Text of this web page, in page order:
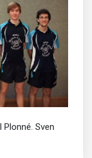
Plonné. Sven